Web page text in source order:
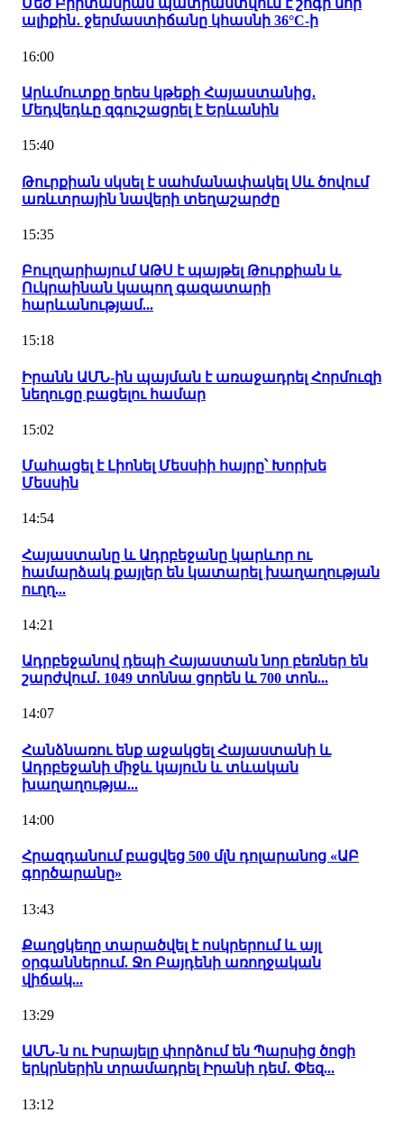
Մեծ Բրիտանիան պատրաստվում է շոգի նոր
ալիքին․ ջերմաստիճանը կհասնի 36°C-ի
16:00
Արևմուտքը երես կթեքի Հայաստանից․
Մեդվեդևը զգուշացրել է Երևանին
15:40
Թուրքիան սկսել է սահմանափակել Սև ծովում
առևտրային նավերի տեղաշարժը
15:35
Բուլղարիայում ԱԹՍ է պայթել Թուրքիան և
Ուկրաինան կապող գազատարի
հարևանությամ...
15:18
Իրանն ԱՄՆ-ին պայման է առաջադրել Հորմուզի
նեղուցը բացելու համար
15:02
Մահացել է Լիոնել Մեսսիի հայրը՝ Խորխե
Մեսսին
14:54
Հայաստանը և Ադրբեջանը կարևոր ու
համարձակ քայլեր են կատարել խաղաղության
ուղղ...
14:21
Ադրբեջանով դեպի Հայաստան նոր բեռներ են
շարժվում․ 1049 տոննա ցորեն և 700 տոն...
14:07
Հանձնառու ենք աջակցել Հայաստանի և
Ադրբեջանի միջև կայուն և տևական
խաղաղությա...
14:00
Հրազդանում բացվեց 500 մլն դոլարանոց «ԱԲ
գործարանը»
13:43
Քաղցկեղը տարածվել է ոսկրերում և այլ
օրգաններում. Ջո Բայդենի առողջական
վիճակ...
13:29
ԱՄՆ-ն ու Իսրայելը փորձում են Պարսից ծոցի
երկրներին տրամադրել Իրանի դեմ․ Փեզ...
13:12